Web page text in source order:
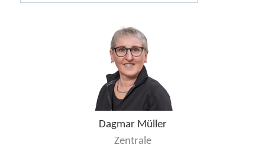
Dagmar Müller
Zentrale